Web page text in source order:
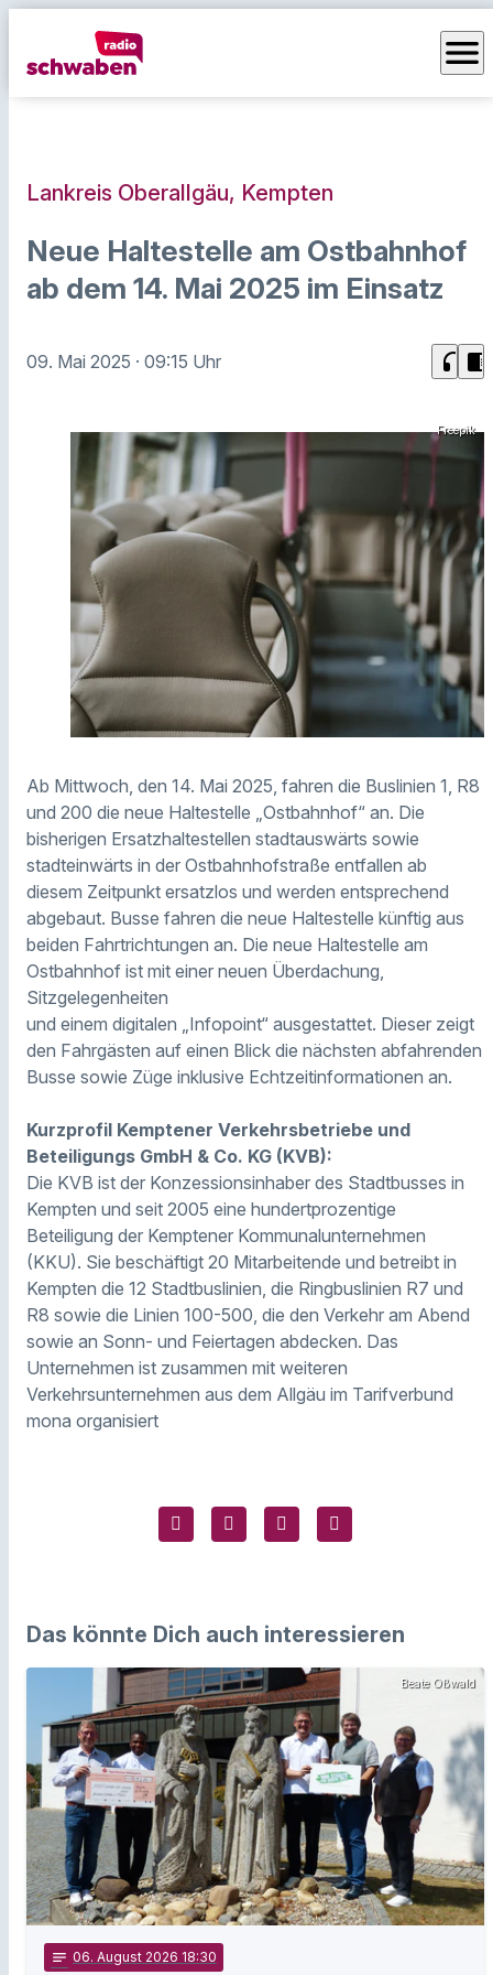
menu
Lankreis Oberallgäu, Kempten
Neue Haltestelle am Ostbahnhof
ab dem 14. Mai 2025 im Einsatz
09. Mai 2025 · 09:15 Uhr headphones chrome_reader_mode
Freepik
Ab Mittwoch, den 14. Mai 2025, fahren die Buslinien 1, R8
und 200 die neue Haltestelle „Ostbahnhof“ an. Die
bisherigen Ersatzhaltestellen stadtauswärts sowie
stadteinwärts in der Ostbahnhofstraße entfallen ab
diesem Zeitpunkt ersatzlos und werden entsprechend
abgebaut. Busse fahren die neue Haltestelle künftig aus
beiden Fahrtrichtungen an. Die neue Haltestelle am
Ostbahnhof ist mit einer neuen Überdachung,
Sitzgelegenheiten
und einem digitalen „Infopoint“ ausgestattet. Dieser zeigt
den Fahrgästen auf einen Blick die nächsten abfahrenden
Busse sowie Züge inklusive Echtzeitinformationen an.
Kurzprofil Kemptener Verkehrsbetriebe und
Beteiligungs GmbH & Co. KG (KVB):
Die KVB ist der Konzessionsinhaber des Stadtbusses in
Kempten und seit 2005 eine hundertprozentige
Beteiligung der Kemptener Kommunalunternehmen
(KKU). Sie beschäftigt 20 Mitarbeitende und betreibt in
Kempten die 12 Stadtbuslinien, die Ringbuslinien R7 und
R8 sowie die Linien 100-500, die den Verkehr am Abend
sowie an Sonn- und Feiertagen abdecken. Das
Unternehmen ist zusammen mit weiteren
Verkehrsunternehmen aus dem Allgäu im Tarifverbund
mona organisiert
Das könnte Dich auch interessieren
Beate Oßwald
notes 06. August 2026 18:30